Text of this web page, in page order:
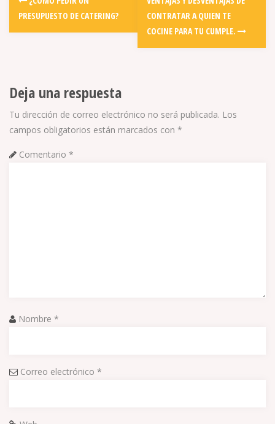
navigation
PRESUPUESTO DE CATERING?
CONTRATAR A QUIEN TE
COCINE PARA TU CUMPLE.
Deja una respuesta
Tu dirección de correo electrónico no será publicada. Los
campos obligatorios están marcados con *
Comentario *
Nombre *
Correo electrónico *